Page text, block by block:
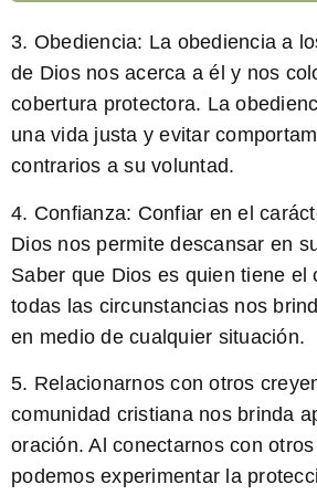
3. Obediencia: La obediencia a
de Dios nos acerca a él y nos
cobertura protectora. La
una vida justa y evitar
contrarios a su voluntad.
4. Confianza: Confiar en el
Dios nos permite descansar en
Saber que Dios es quien tiene el
todas las circunstancias nos
en medio de cualquier situación.
5. Relacionarnos con otros
comunidad cristiana nos brinda
oración. Al conectarnos con
podemos experimentar la